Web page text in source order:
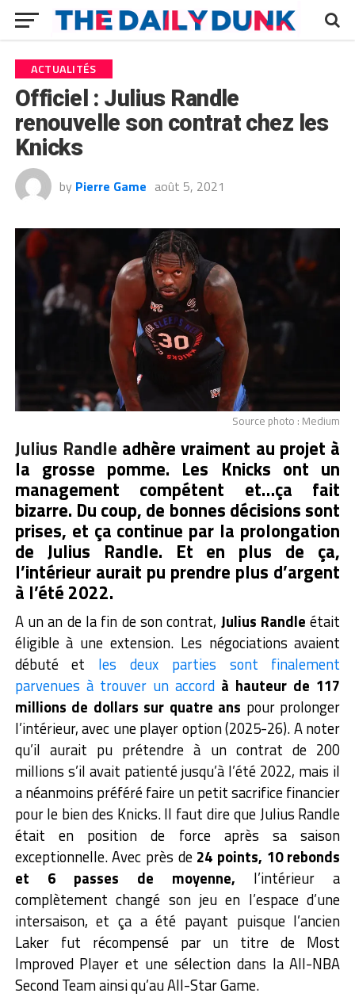
ACTUALITÉS
Officiel : Julius Randle
renouvelle son contrat chez les
Knicks
by Pierre Game août 5, 2021
Source photo : Medium
Julius Randle adhère vraiment au projet à
la grosse pomme. Les Knicks ont un
management compétent et…ça fait
bizarre. Du coup, de bonnes décisions sont
prises, et ça continue par la prolongation
de Julius Randle. Et en plus de ça,
l’intérieur aurait pu prendre plus d’argent
à l’été 2022.
A un an de la fin de son contrat, Julius Randle était
éligible à une extension. Les négociations avaient
débuté et les deux parties sont finalement
parvenues à trouver un accord à hauteur de 117
millions de dollars sur quatre ans pour prolonger
l’intérieur, avec une player option (2025-26). A noter
qu’il aurait pu prétendre à un contrat de 200
millions s’il avait patienté jusqu’à l’été 2022, mais il
a néanmoins préféré faire un petit sacrifice financier
pour le bien des Knicks.Il faut dire que Julius Randle
était en position de force après sa saison
exceptionnelle. Avec près de 24 points, 10 rebonds
et 6 passes de moyenne, l’intérieur a
complètement changé son jeu en l’espace d’une
intersaison, et ça a été payant puisque l’ancien
Laker fut récompensé par un titre de Most
Improved Player et une sélection dans la All-NBA
Second Team ainsi qu’au All-Star Game.